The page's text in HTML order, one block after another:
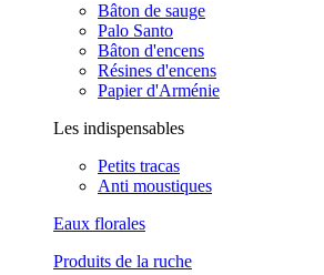
Bâton de sauge
Palo Santo
Bâton d'encens
Résines d'encens
Papier d'Arménie
Les indispensables
Petits tracas
Anti moustiques
Eaux florales
Produits de la ruche